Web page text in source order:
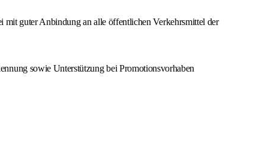
mit guter Anbindung an alle öffentlichen Verkehrsmittel der
sowie Unterstützung bei Promotionsvorhaben